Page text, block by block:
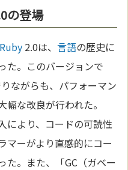
の登場
Ruby 2.0は、言語の歴史に
た。このバージョンで
ながらも、パフォーマン
な改良が行われた。
により、コードの可読性
マーがより直感的にコー
た。また、「GC（ガベー